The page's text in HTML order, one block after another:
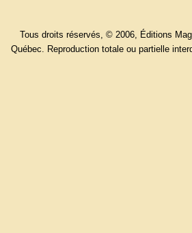
Tous droits réservés, © 2006, Éditions
Québec. Reproduction totale ou partielle